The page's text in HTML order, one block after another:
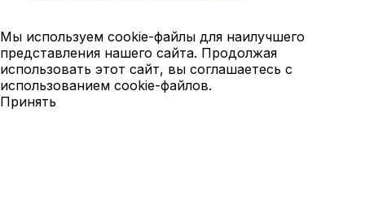
Мы используем cookie-файлы для наилучшего
представления нашего сайта. Продолжая
использовать этот сайт, вы соглашаетесь с
использованием cookie-файлов.
Принять